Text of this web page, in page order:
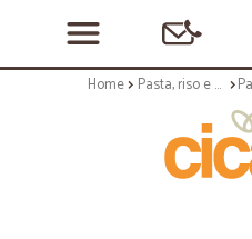
Home Pasta, riso e cerali